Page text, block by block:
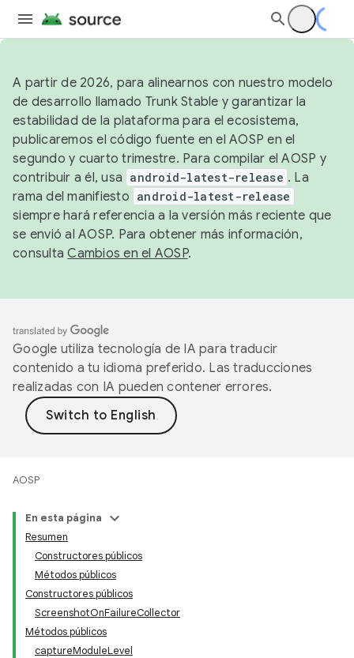
A partir de 2026, para alinearnos con nuestro modelo
de desarrollo llamado Trunk Stable y garantizar la
estabilidad de la plataforma para el ecosistema,
publicaremos el código fuente en el AOSP en el
segundo y cuarto trimestre. Para compilar el AOSP y
contribuir a él, usa android-latest-release . La
rama del manifiesto android-latest-release
siempre hará referencia a la versión más reciente que
se envió al AOSP. Para obtener más información,
consultaCambios en el AOSP.
Google utiliza tecnología de IA para traducir
contenido a tu idioma preferido. Las traducciones
realizadas con IA pueden contener errores.
AOSP
En esta página
Resumen
Constructores públicos
Métodos públicos
Constructores públicos
ScreenshotOnFailureCollector
Métodos públicos
captureModuleLevel